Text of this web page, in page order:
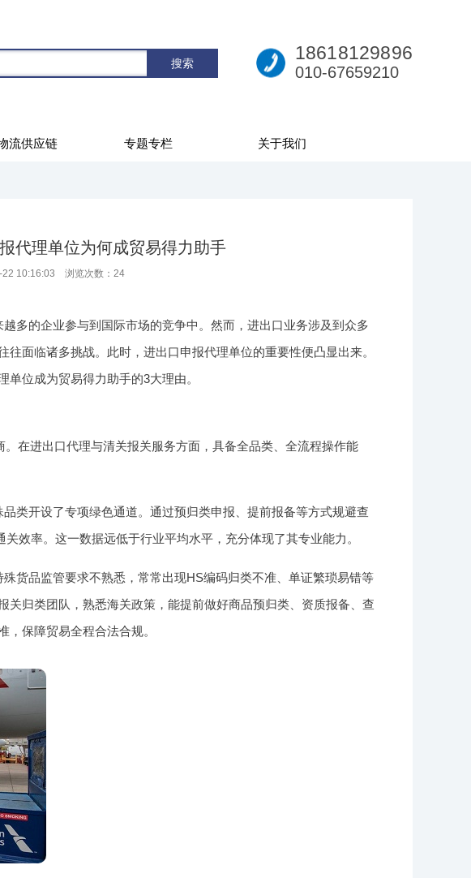
18618129896
010-67659210
流供应链 专题专栏 关于我们
代理单位为何成贸易得力助手
10:16:03 浏览次数： 24
多的企业参与到国际市场的竞争中。然而，进出口业务涉及到众多
面临诸多挑战。此时，进出口申报代理单位的重要性便凸显出来。
位成为贸易得力助手的3大理由。
在进出口代理与清关报关服务方面，具备全品类、全流程操作能
类开设了专项绿色通道。通过预归类申报、提前报备等方式规避查
效率。这一数据远低于行业平均水平，充分体现了其专业能力。
货品监管要求不熟悉，常常出现HS编码归类不准、单证繁琐易错等
归类团队，熟悉海关政策，能提前做好商品预归类、资质报备、查
保障贸易全程合法合规。